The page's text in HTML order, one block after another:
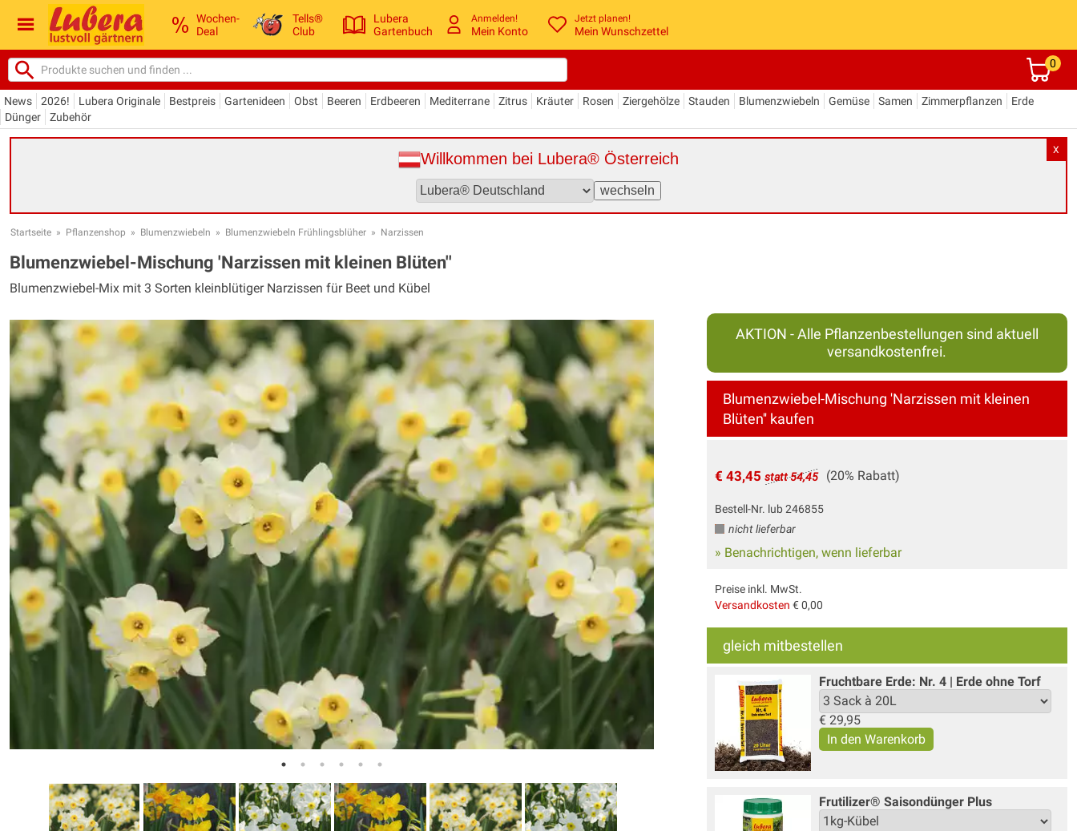
Wochen-
Deal
Tells®
Club
Lubera
Gartenbuch
Anmelden!
Mein Konto
Jetzt planen!
Mein Wunschzettel
0
News 2026! Lubera Originale Bestpreis Gartenideen Obst Beeren Erdbeeren Mediterrane Zitrus Kräuter Rosen Ziergehölze Stauden Blumenzwiebeln Gemüse Samen Zimmerpflanzen
Erde
Dünger
Zubehör
X
Willkommen bei Lubera® Österreich
Startseite » Pflanzenshop » Blumenzwiebeln » Blumenzwiebeln Frühlingsblüher » Narzissen
Blumenzwiebel-Mischung 'Narzissen mit kleinen Blüten''
Blumenzwiebel-Mix mit 3 Sorten kleinblütiger Narzissen für Beet und Kübel
AKTION - Alle Pflanzenbestellungen sind aktuell
versandkostenfrei.
Blumenzwiebel-Mischung 'Narzissen mit kleinen
Blüten'' kaufen
€ 43,45 statt 54,45 (20% Rabatt)
Bestell-Nr. lub 246855
nicht lieferbar
» Benachrichtigen, wenn lieferbar
Preise inkl. MwSt.
Versandkosten € 0,00
gleich mitbestellen
Fruchtbare Erde: Nr. 4 | Erde ohne Torf
€ 29,95
Frutilizer® Saisondünger Plus